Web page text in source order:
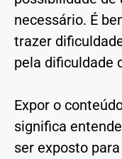
necessário. É
trazer
pela dificuldade
Expor o
significa
ser exposto